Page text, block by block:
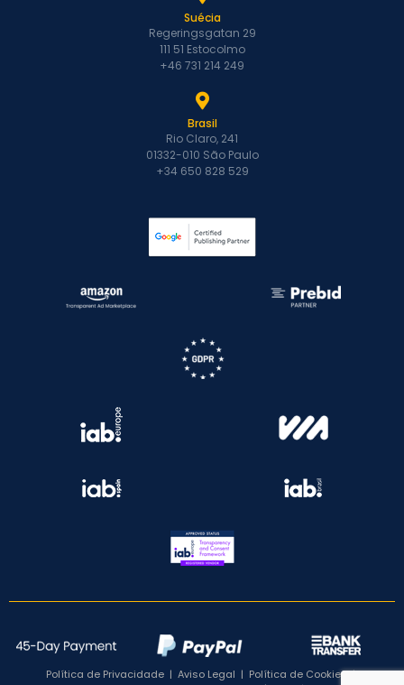
Suécia
Regeringsgatan 29
111 51 Estocolmo
+46 731 214 249
Brasil
Rio Claro, 241
01332-010 São Paulo
+34 650 828 529
Política de Privacidade | Aviso Legal | Política de Cookies|